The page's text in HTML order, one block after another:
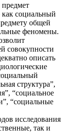
социальный
общей
феномены.
совокупности
описать
структура”,
“социальное
“социальные
исследования
так и